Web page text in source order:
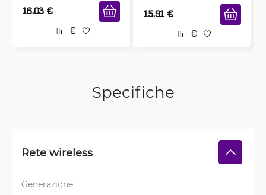
16.03 € 15.91 €
Specifiche
Rete wireless
Generazione